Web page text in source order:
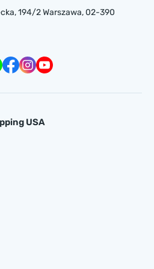
, 194/2 Warszawa, 02-390
USA